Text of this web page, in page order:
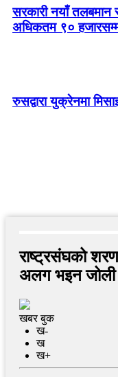
सरकारी नयाँ
अधिकतम ९०
रुसद्वारा युक्रेनमा
राष्ट्रसंघको
अलग भइन जोली
खबर बुक
ख-
ख
ख+